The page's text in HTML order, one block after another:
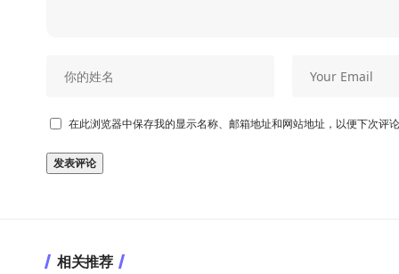
在此浏览器中保存我的显示名称、邮箱地址和网站地址，以便下次评论
相关推荐